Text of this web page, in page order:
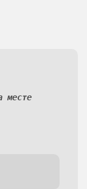
месте